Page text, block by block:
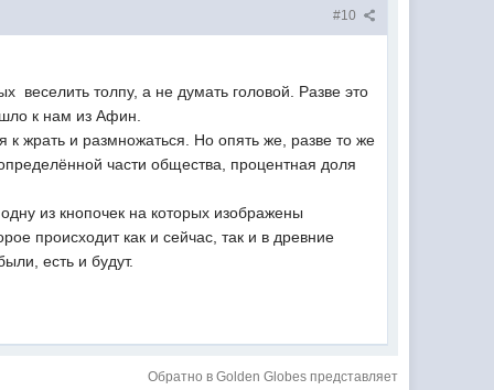
#10
веселить толпу, а не думать головой. Разве это
к нам из Афин.
к жрать и размножаться. Но опять же, разве то же
части общества, процентная доля
из кнопочек на которых изображены
происходит как и сейчас, так и в древние
есть и будут.
Обратно в Golden Globes представляет